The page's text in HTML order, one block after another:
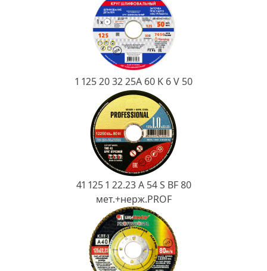
1 125 20 32 25А 60 K 6 V 50
41 125 1 22.23 A 54 S BF 80
мет.+нерж.PROF